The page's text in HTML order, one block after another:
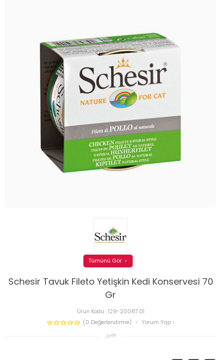
Schesir Tavuk Fileto Yetişkin Kedi Konservesi 70
Gr
Ürün Kodu :129-20087.01
(0 Değerlendirme)
Yorum Yap
Tümünü Gör